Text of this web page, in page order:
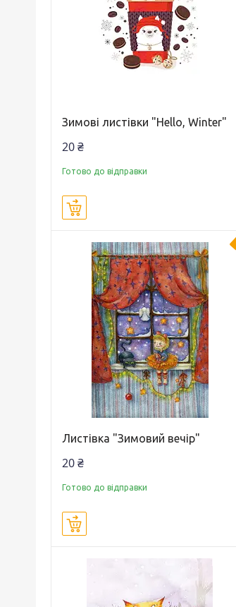
Зимові листівки "Hello, Winter"
20 ₴
Готово до відправки
Листівка "Зимовий вечір"
20 ₴
Готово до відправки